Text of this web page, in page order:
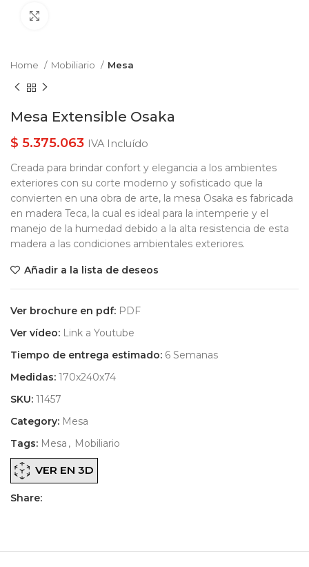
Home Mobiliario Mesa
Mesa Extensible Osaka
$ 5.375.063 IVA Incluído
Creada para brindar confort y elegancia a los ambientes
exteriores con su corte moderno y sofisticado que la
convierten en una obra de arte, la mesa Osaka es fabricada
en madera Teca, la cual es ideal para la intemperie y el
manejo de la humedad debido a la alta resistencia de esta
madera a las condiciones ambientales exteriores.
Añadir a la lista de deseos
Ver brochure en pdf: PDF
Ver vídeo: Link a Youtube
Tiempo de entrega estimado: 6 Semanas
Medidas: 170x240x74
SKU: 11457
Category: Mesa
Tags: Mesa , Mobiliario
VER EN 3D
Share: